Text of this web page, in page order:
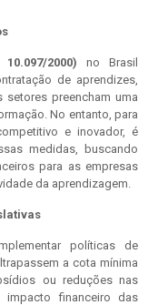
2000) no Brasil
de aprendizes,
preencham uma
No entanto, para
e inovador, é
medidas, buscando
para as empresas
da aprendizagem.
políticas de
a cota mínima
ou reduções nas
financeiro das